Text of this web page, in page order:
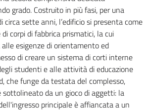
grado. Costruito in più fasi, per una
circa sette anni, l’edificio si presenta come
corpi di fabbrica prismatici, la cui
esigenze di orientamento ed
di creare un sistema di corti interne
studenti e alle attività di educazione
che funge da testata del complesso,
sottolineato da un gioco di aggetti: la
principale è affiancata a un